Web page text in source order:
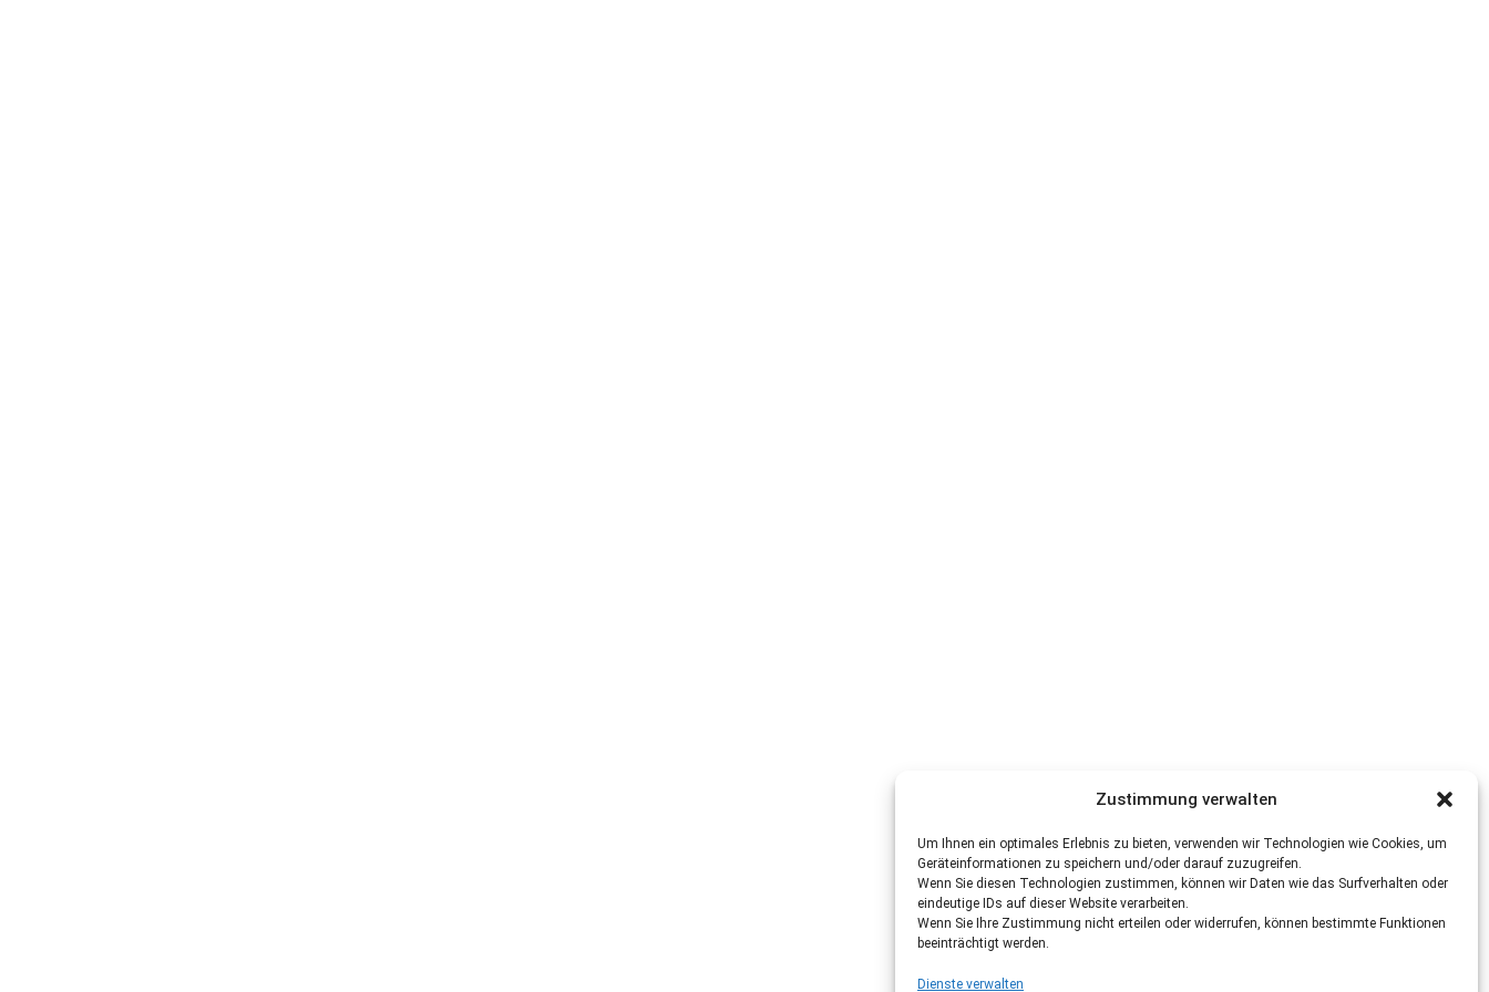
Zustimmung verwalten
Um Ihnen ein optimales Erlebnis zu bieten, verwenden wir Technologien wie Cookies, um
Geräteinformationen zu speichern und/oder darauf zuzugreifen.
Wenn Sie diesen Technologien zustimmen, können wir Daten wie das Surfverhalten oder
eindeutige IDs auf dieser Website verarbeiten.
Wenn Sie Ihre Zustimmung nicht erteilen oder widerrufen, können bestimmte Funktionen
beeinträchtigt werden.
Dienste verwalten